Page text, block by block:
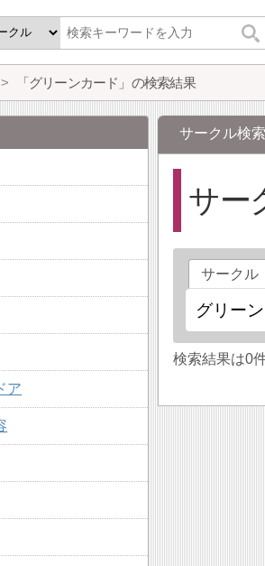
「グリーンカード」の検索結果
サークル検索
サー
サークル
検索結果は0
ア